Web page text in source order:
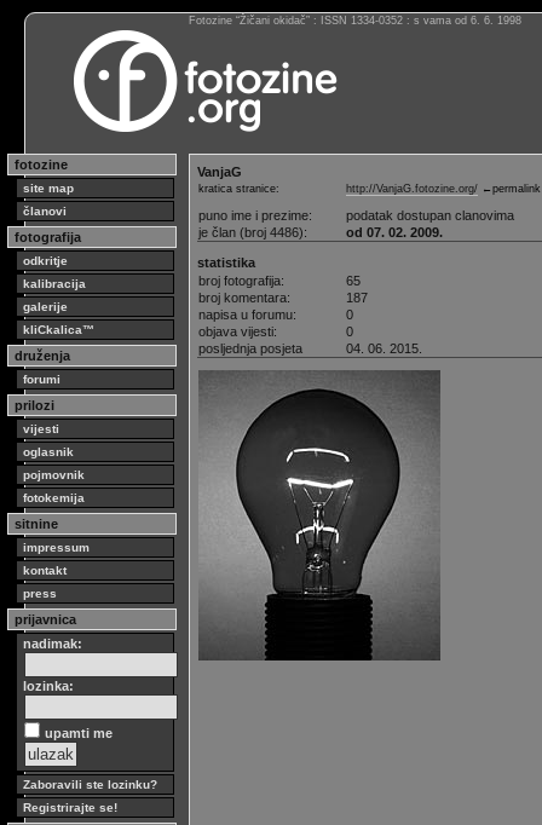
Fotozine “Žičani okidač” : ISSN 1334-0352 : s vama od 6. 6. 1998
fotozine
site map
članovi
fotografija
odkritje
kalibracija
galerije
kliCkalica™
druženja
forumi
prilozi
vijesti
oglasnik
pojmovnik
fotokemija
sitnine
impressum
kontakt
press
prijavnica
nadimak:
lozinka:
upamti me
Zaboravili ste lozinku?
Registrirajte se!
VanjaG
kratica stranice: http://VanjaG.fotozine.org/ ←permalink
puno ime i prezime:
podatak dostupan clanovima
je član (broj 4486):
od 07. 02. 2009.
statistika
broj fotografija:
65
broj komentara:
187
napisa u forumu:
0
objava vijesti:
0
posljednja posjeta
04. 06. 2015.